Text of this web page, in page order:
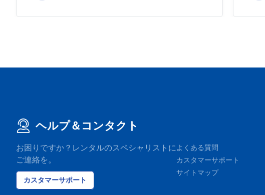
ヘルプ＆コンタクト
お困りですか？レンタルのスペシャリストに
ご連絡を。
カスタマーサポート
よくある質問
カスタマーサポート
サイトマップ